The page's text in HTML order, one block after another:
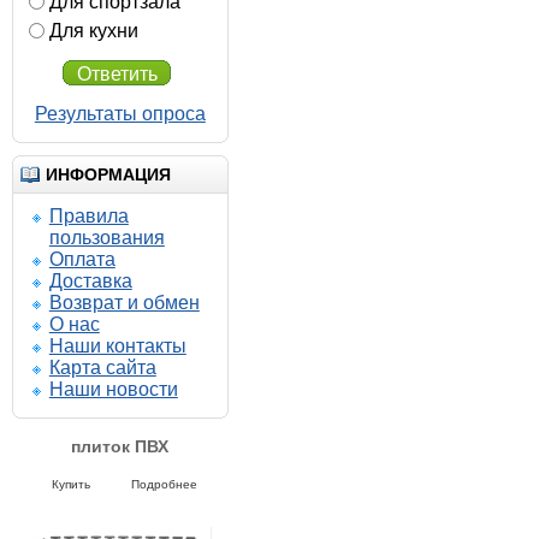
Для кухни
Ответить
Результаты опроса
ИНФОРМАЦИЯ
Правила
пользования
Оплата
Доставка
Возврат и обмен
О нас
Наши контакты
Карта сайта
Наши новости